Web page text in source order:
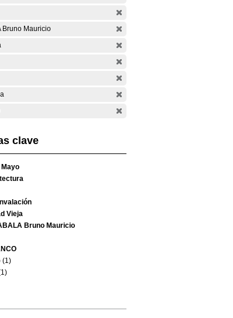
Bruno Mauricio
clave
Mayo
Vieja
Bruno Mauricio
(1)